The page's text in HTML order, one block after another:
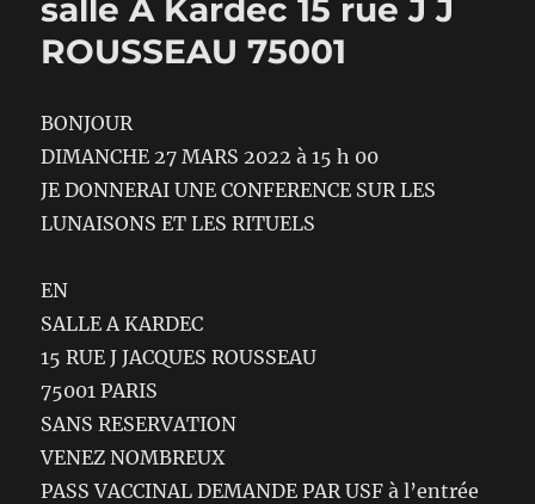
salle A Kardec 15 rue J J
ROUSSEAU 75001
BONJOUR
DIMANCHE 27 MARS 2022 à 15 h 00
JE DONNERAI UNE CONFERENCE SUR LES
LUNAISONS ET LES RITUELS
EN
SALLE A KARDEC
15 RUE J JACQUES ROUSSEAU
75001 PARIS
SANS RESERVATION
VENEZ NOMBREUX
PASS VACCINAL DEMANDE PAR USF à l’entrée